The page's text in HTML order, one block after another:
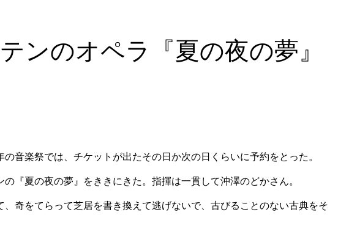
ンのオペラ『夏の夜の夢』
音楽祭では、チケットが出たその日か次の日くらいに予約をとった。
『夏の夜の夢』をききにきた。指揮は一貫して沖澤のどかさん。
奇をてらって芝居を書き換えて逃げないで、古びることのない古典をそ